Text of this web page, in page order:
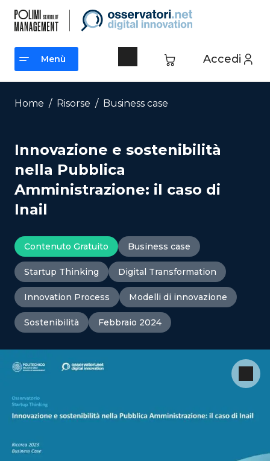
contenuto
Accedi
Menù
Menù
Home / Risorse / Business case
Innovazione e sostenibilità
nella Pubblica
Amministrazione: il caso di
Inail
Contenuto Gratuito Business case
Startup Thinking Digital Transformation
Innovation Process Modelli di innovazione
Sostenibilità Febbraio 2024